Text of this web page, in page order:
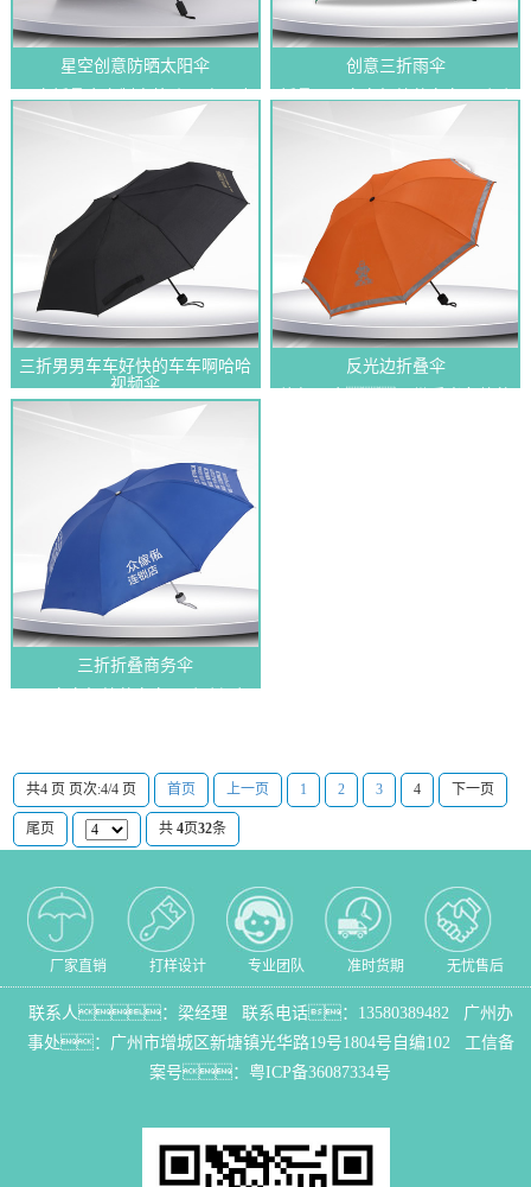
星空创意防晒太阳伞
星空折叠伞定制户外防晒遮阳晴
创意三折雨伞
折叠男男车车好快的车车啊哈哈
视频伞批发 logo定制户...
三折男男车车好快的车车啊哈哈
视频伞
三折男男车车好快的车车啊哈哈
反光边折叠伞
三折折叠商务伞
共4 页 页次:4/4 页 首页 上一页 1 2 3 4 下一页
尾页 共 4页32条
厂家直销 打样设计 专业团队 准时货期 无忧售后
联系人：梁经理 联系电话： 13580389482
广州办
事处： 广州市增城区新塘镇光华路19号1804号自编102工信备
案号：粤ICP备36087334号